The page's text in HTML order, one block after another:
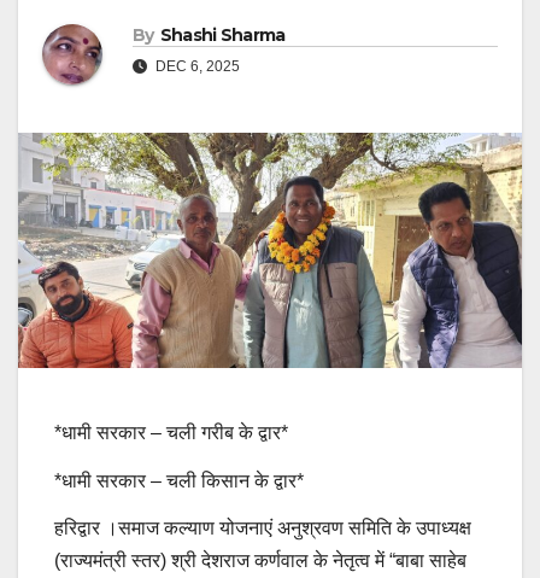
By Shashi Sharma
DEC 6, 2025
*धामी सरकार – चली गरीब के द्वार*
*धामी सरकार – चली किसान के द्वार*
हरिद्वार ।समाज कल्याण योजनाएं अनुश्रवण समिति के उपाध्यक्ष
(राज्यमंत्री स्तर) श्री देशराज कर्णवाल के नेतृत्व में “बाबा साहेब